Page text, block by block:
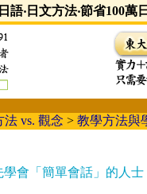
語‧日文方法‧節省100萬
法 vs. 觀念 > 教學方法與
學會「簡單會話」的人士